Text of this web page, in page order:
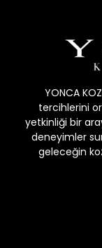
YONCA
tercihlerini
yetkinliği bir
deneyimler
geleceğin